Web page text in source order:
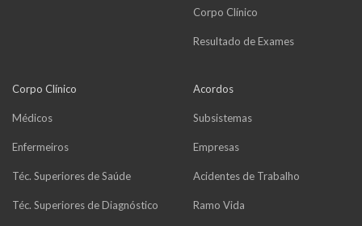
Corpo Clínico
Resultado de Exames
Corpo Clínico
Médicos
Enfermeiros
Téc. Superiores de Saúde
Téc. Superiores de Diagnóstico
Acordos
Subsistemas
Empresas
Acidentes de Trabalho
Ramo Vida